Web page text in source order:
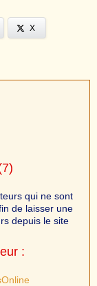
X
qui ne sont
de laisser une
depuis le site
: